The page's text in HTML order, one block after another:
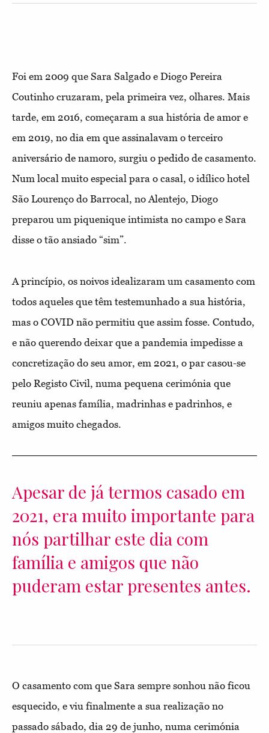
Foi em 2009 que Sara Salgado e Diogo Pereira
Coutinho cruzaram, pela primeira vez, olhares. Mais
tarde, em 2016, começaram a sua história de amor e
em 2019, no dia em que assinalavam o terceiro
aniversário de namoro, surgiu o pedido de casamento.
Num local muito especial para o casal, o idílico hotel
São Lourenço do Barrocal, no Alentejo, Diogo
preparou um piquenique intimista no campo e Sara
disse o tão ansiado “sim”.
A princípio, os noivos idealizaram um casamento com
todos aqueles que têm testemunhado a sua história,
mas o COVID não permitiu que assim fosse. Contudo,
e não querendo deixar que a pandemia impedisse a
concretização do seu amor, em 2021, o par casou-se
pelo Registo Civil, numa pequena cerimónia que
reuniu apenas família, madrinhas e padrinhos, e
amigos muito chegados.
Apesar de já termos casado em
2021, era muito importante para
nós partilhar este dia com
família e amigos que não
puderam estar presentes antes.
O casamento com que Sara sempre sonhou não ficou
esquecido, e viu finalmente a sua realização no
passado sábado, dia 29 de junho, numa cerimónia